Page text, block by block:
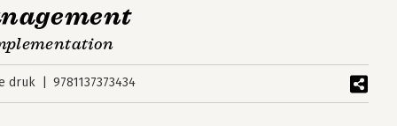
druk 9781137373434